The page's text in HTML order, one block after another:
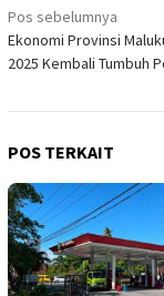
Navigasi
pos
Pos sebelumnya
Ekonomi Provinsi
2025 Kembali Tumbuh
POS TERKAIT